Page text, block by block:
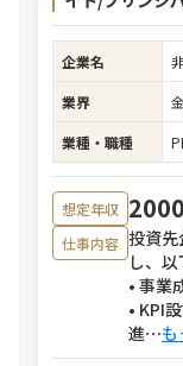
企業名
業界
業種・職種
想定年収 2000
仕事内容 投資
し、以
• 事業
• KPI
進⋯も